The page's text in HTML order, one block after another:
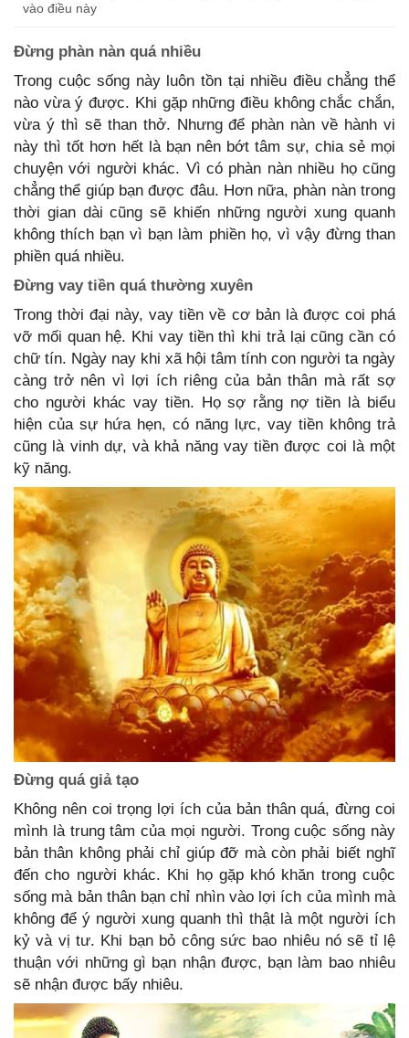
vào điều này
Đừng phàn nàn quá nhiều
Trong cuộc sống này luôn tồn tại nhiều điều chẳng thể
nào vừa ý được. Khi gặp những điều không chắc chắn,
vừa ý thì sẽ than thở. Nhưng để phàn nàn về hành vi
này thì tốt hơn hết là bạn nên bớt tâm sự, chia sẻ mọi
chuyện với người khác. Vì có phàn nàn nhiều họ cũng
chẳng thể giúp bạn được đâu. Hơn nữa, phàn nàn trong
thời gian dài cũng sẽ khiến những người xung quanh
không thích bạn vì bạn làm phiền họ, vì vậy đừng than
phiền quá nhiều.
Đừng vay tiền quá thường xuyên
Trong thời đại này, vay tiền về cơ bản là được coi phá
vỡ mối quan hệ. Khi vay tiền thì khi trả lại cũng cần có
chữ tín. Ngày nay khi xã hội tâm tính con người ta ngày
càng trở nên vì lợi ích riêng của bản thân mà rất sợ
cho người khác vay tiền. Họ sợ rằng nợ tiền là biểu
hiện của sự hứa hẹn, có năng lực, vay tiền không trả
cũng là vinh dự, và khả năng vay tiền được coi là một
kỹ năng.
Đừng quá giả tạo
Không nên coi trọng lợi ích của bản thân quá, đừng coi
mình là trung tâm của mọi người. Trong cuộc sống này
bản thân không phải chỉ giúp đỡ mà còn phải biết nghĩ
đến cho người khác. Khi họ gặp khó khăn trong cuộc
sống mà bản thân bạn chỉ nhìn vào lợi ích của mình mà
không để ý người xung quanh thì thật là một người ích
kỷ và vị tư. Khi bạn bỏ công sức bao nhiêu nó sẽ tỉ lệ
thuận với những gì bạn nhận được, bạn làm bao nhiêu
sẽ nhận được bấy nhiêu.